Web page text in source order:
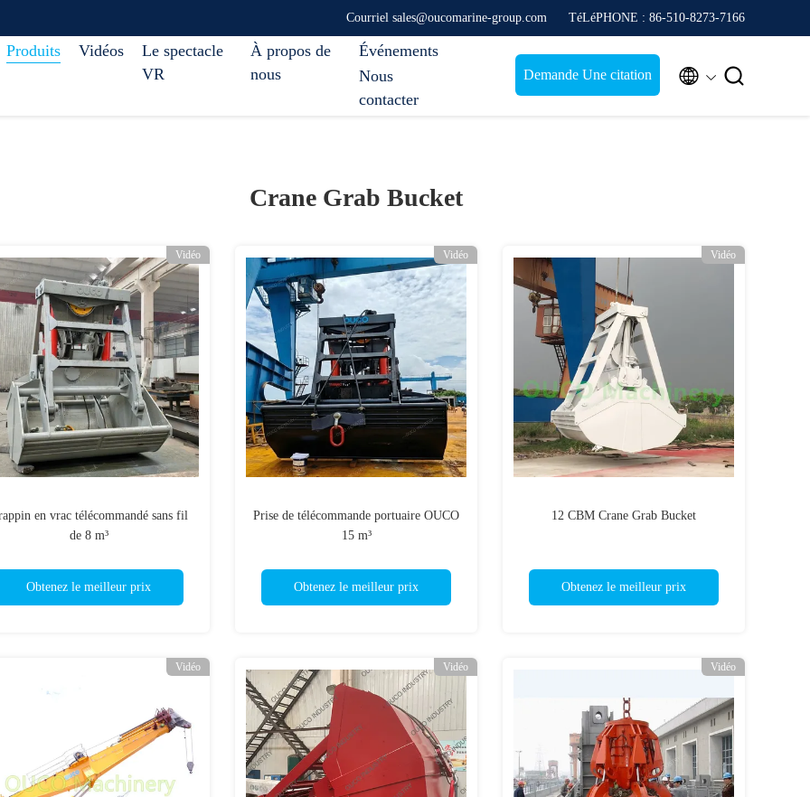
Courriel sales@oucomarine-group.com TéLéPHONE : 86-510-8273-7166
Produits Vidéos
Le spectacle
VR
À propos de
nous
Événements
Nous
contacter
Demande Une citation  
Crane Grab Bucket
Vidéo
en vrac télécommandé sans fil
de 8 m³
Obtenez le meilleur prix
Vidéo
Prise de télécommande portuaire OUCO
15 m³
Obtenez le meilleur prix
Vidéo
12 CBM Crane Grab Bucket
Obtenez le meilleur prix
Vidéo Vidéo Vidéo